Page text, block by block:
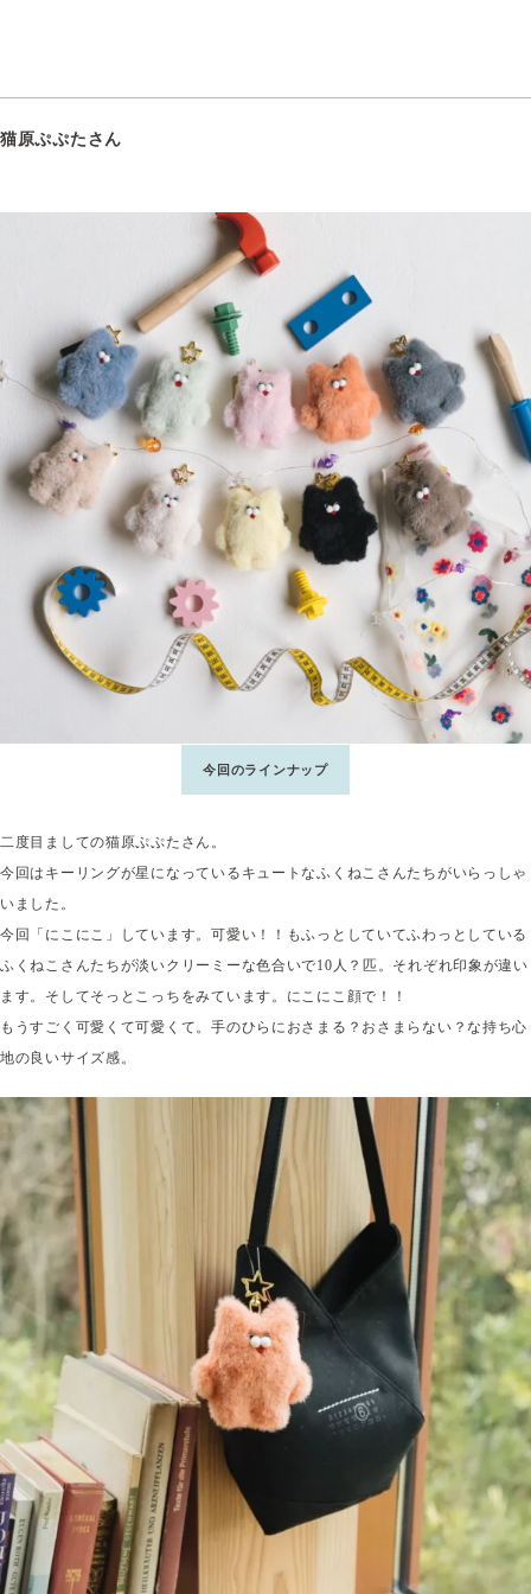
猫原ぷぷたさん
今回のラインナップ
二度目ましての猫原ぷぷたさん。
今回はキーリングが星になっているキュートなふくねこさんたちがいらっしゃ
いました。
今回「にこにこ」しています。可愛い！！もふっとしていてふわっとしている
ふくねこさんたちが淡いクリーミーな色合いで10人？匹。それぞれ印象が違い
ます。そしてそっとこっちをみています。にこにこ顔で！！
もうすごく可愛くて可愛くて。手のひらにおさまる？おさまらない？な持ち心
地の良いサイズ感。